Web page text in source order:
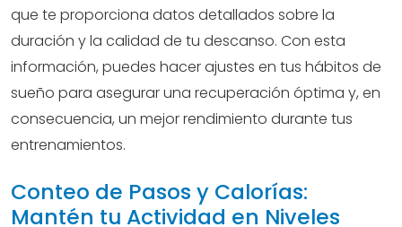
que te proporciona datos detallados sobre la
duración y la calidad de tu descanso. Con esta
información, puedes hacer ajustes en tus hábitos de
sueño para asegurar una recuperación óptima y, en
consecuencia, un mejor rendimiento durante tus
entrenamientos.
Conteo de Pasos y Calorías:
Mantén tu Actividad en Niveles